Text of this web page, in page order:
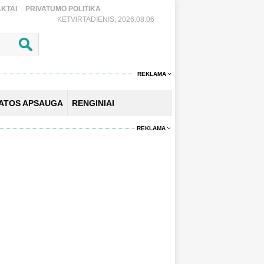
PRIVATUMO POLITIKA
KETVIRTADIENIS, 2026.08.06
REKLAMA
APSAUGA RENGINIAI
REKLAMA